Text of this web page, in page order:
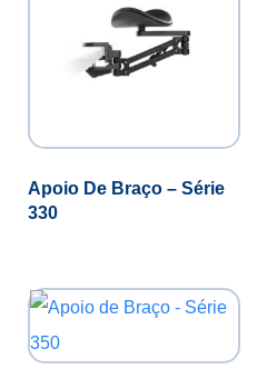
Apoio De Braço – Série
330